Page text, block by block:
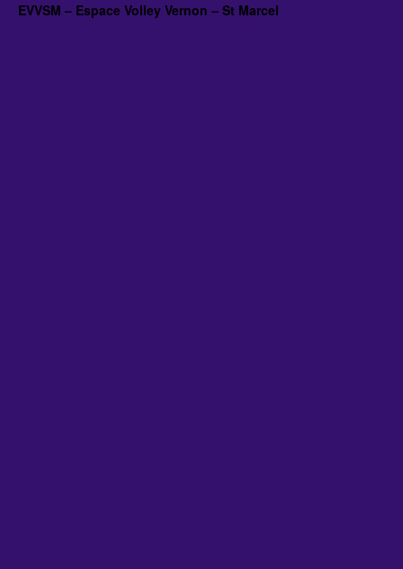
EVVSM – Espace Volley Vernon – St Marcel